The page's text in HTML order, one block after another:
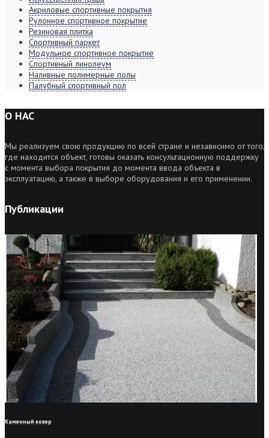
Акриловые спортивные покрытия
Рулонное спортивное покрытие
Резиновая плитка
Спортивный паркет
Модульное спортивное покрытие
Спортивный линолеум
Наливные полимерные полы
Палубный спортивный пол
О НАС
Мы реализуем свою продукцию по всей стране и независимо от того,
где находится объект, готовы оказать консультационную поддержку
с момента выбора покрытия до момента ввода объекта в
эксплуатацию, а также в выборе оборудования и его применении.
Публикации
Каменный ковер